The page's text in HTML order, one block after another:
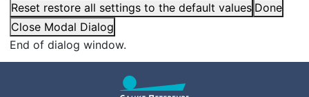
Reset restore all settings to the default values Done
Close Modal Dialog
End of dialog window.